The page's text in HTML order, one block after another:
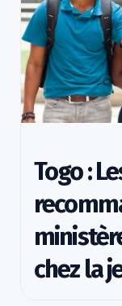
Togo :
chez la